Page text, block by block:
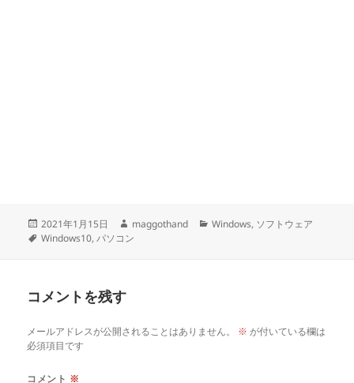
投
稿
2021年1月15日
作
成
maggothand
カ
Windows, ソフトウェア
タ
Windows10,パソコン
コメントを残す
メールアドレスが公開されることはありません。 ※ が付いている欄は
必須項目です
コメント ※